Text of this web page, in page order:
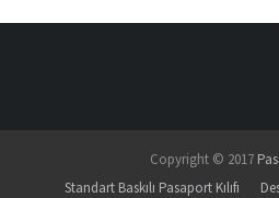
Copyright © 2017
Standart Baskılı Pasaport Kılıfı